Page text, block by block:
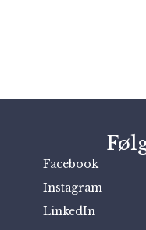
Facebook
Instagram
LinkedIn